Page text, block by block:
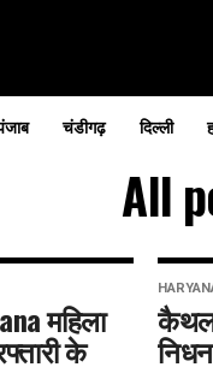
चंडीगढ़ दिल्ली
All
महिला
के
कैथल